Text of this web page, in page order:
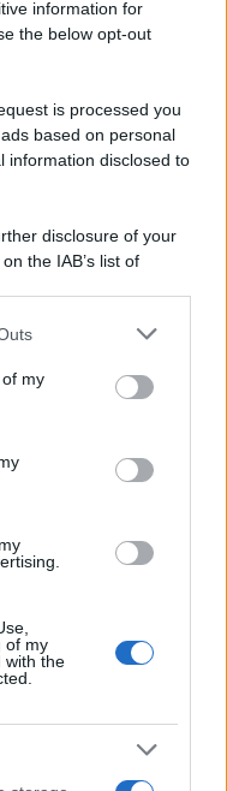
information for
the below opt-out
is processed you
based on personal
information disclosed to
disclosure of your
the IAB’s list of
by us to third parties
one or more Google
including but
You may click to
its third-party tags to
my
of my
with the